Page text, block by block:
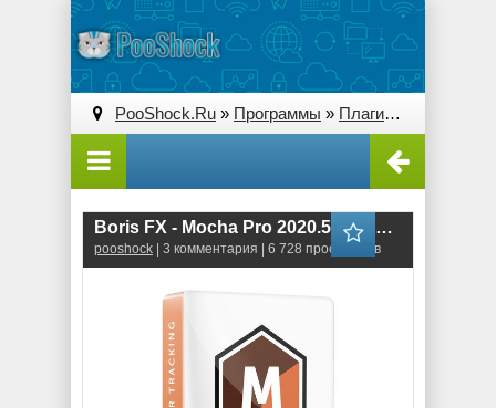
PooShock.Ru » Программы » Плагины (Plug-ins)
Boris FX - Mocha Pro 2020.5 for Adobe & OFX (7.5.1.127) RePack
pooshock | 3 комментария | 6 728 просмотров